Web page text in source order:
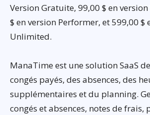
Version Gratuite, 99,00 $ en
$ en version Performer, et 599,00 $
Unlimited.
ManaTime est une solution SaaS
congés payés, des absences, des
supplémentaires et du planning.
congés et absences, notes de